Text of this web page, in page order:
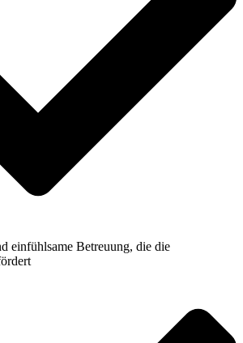
einfühlsame Betreuung, die die